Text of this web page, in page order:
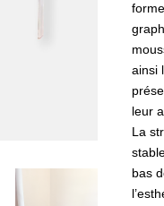
ainsi
leur
La
bas